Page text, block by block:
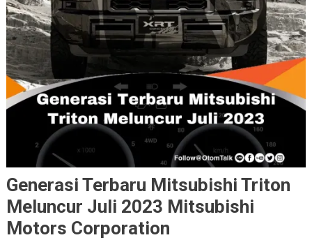
Generasi Terbaru Mitsubishi Triton
Meluncur Juli 2023 Mitsubishi
Motors Corporation